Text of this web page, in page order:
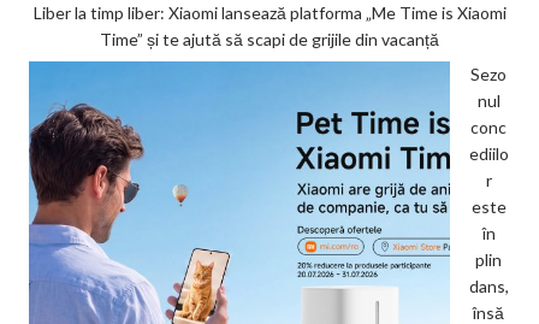
Liber la timp liber: Xiaomi lansează platforma „Me Time is Xiaomi
Time” și te ajută să scapi de grijile din vacanță
Sezo
nul
conc
ediilo
r
este
în
plin
dans,
însă